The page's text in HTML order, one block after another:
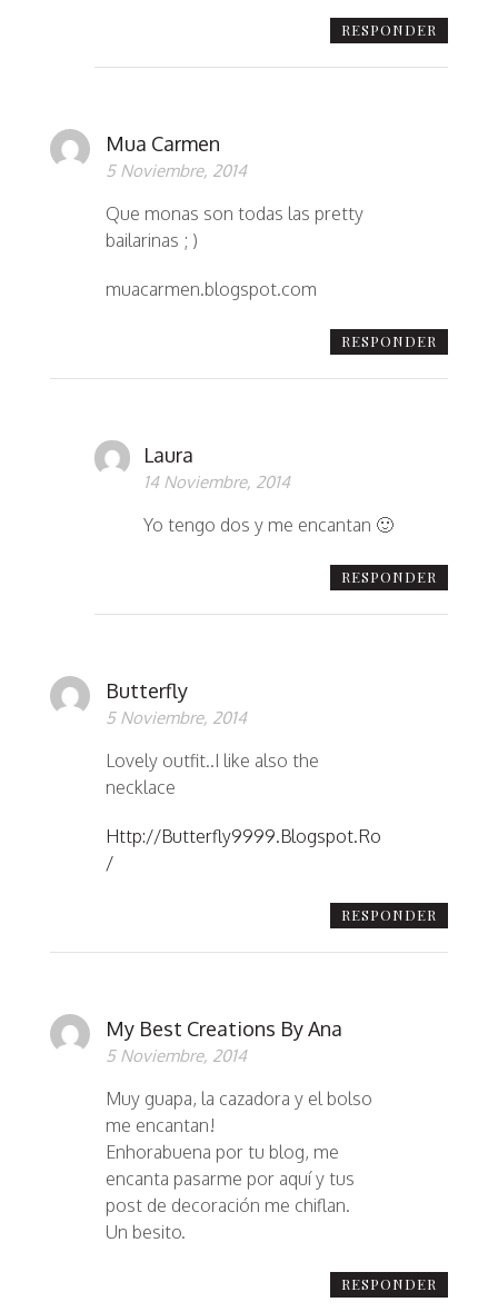
RESPONDER
Mua Carmen
5 Noviembre, 2014
Que monas son todas las pretty
bailarinas ; )
muacarmen.blogspot.com
RESPONDER
Laura
14 Noviembre, 2014
Yo tengo dos y me encantan 🙂
RESPONDER
Butterfly
5 Noviembre, 2014
Lovely outfit..I like also the
necklace
Http://butterfly9999.blogspot.ro
/
RESPONDER
My Best Creations By Ana
5 Noviembre, 2014
Muy guapa, la cazadora y el bolso
me encantan!
Enhorabuena por tu blog, me
encanta pasarme por aquí y tus
post de decoración me chiflan.
Un besito.
RESPONDER